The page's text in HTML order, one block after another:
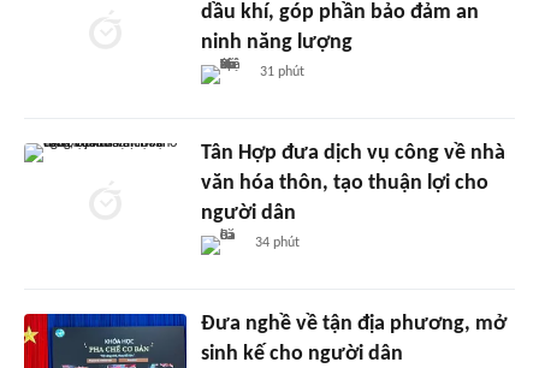
dầu khí, góp phần bảo đảm an
ninh năng lượng
31 phút
Tân Hợp đưa dịch vụ công về nhà
văn hóa thôn, tạo thuận lợi cho
người dân
34 phút
Đưa nghề về tận địa phương, mở
sinh kế cho người dân